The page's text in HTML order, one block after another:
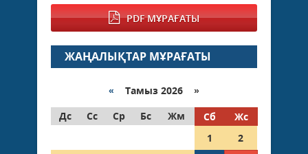
PDF МҰРАҒАТЫ
ЖАҢАЛЫҚТАР МҰРАҒАТЫ
« Тамыз 2026 »
Дс
Сс Ср Бс Жм Сб
Жс
1
2